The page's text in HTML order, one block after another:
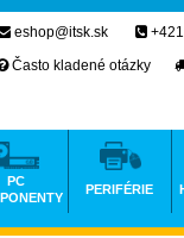
eshop@itsk.sk
Často kladené otázky
PC
PERIFÉRIE